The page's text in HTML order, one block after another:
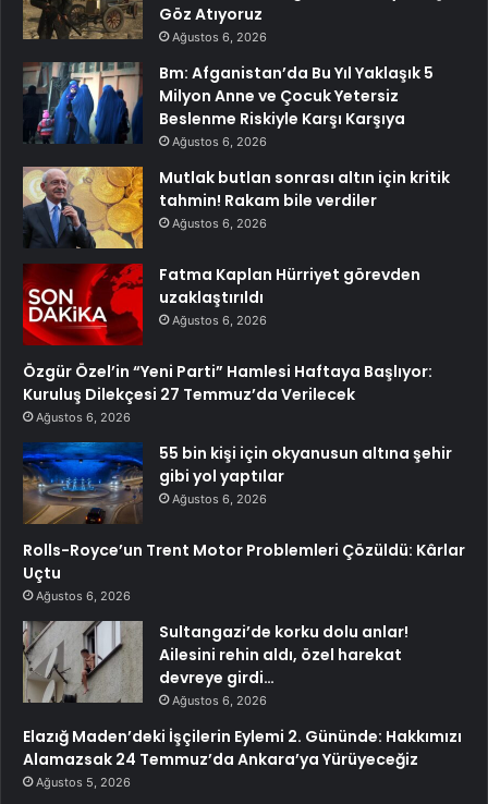
Göz Atıyoruz
Ağustos 6, 2026
Bm: Afganistan’da Bu Yıl Yaklaşık 5
Milyon Anne ve Çocuk Yetersiz
Beslenme Riskiyle Karşı Karşıya
Ağustos 6, 2026
Mutlak butlan sonrası altın için kritik
tahmin! Rakam bile verdiler
Ağustos 6, 2026
Fatma Kaplan Hürriyet görevden
uzaklaştırıldı
Ağustos 6, 2026
Özgür Özel’in “Yeni Parti” Hamlesi Haftaya Başlıyor:
Kuruluş Dilekçesi 27 Temmuz’da Verilecek
Ağustos 6, 2026
55 bin kişi için okyanusun altına şehir
gibi yol yaptılar
Ağustos 6, 2026
Rolls-Royce’un Trent Motor Problemleri Çözüldü: Kârlar
Uçtu
Ağustos 6, 2026
Sultangazi’de korku dolu anlar!
Ailesini rehin aldı, özel harekat
devreye girdi…
Ağustos 6, 2026
Elazığ Maden’deki İşçilerin Eylemi 2. Gününde: Hakkımızı
Alamazsak 24 Temmuz’da Ankara’ya Yürüyeceğiz
Ağustos 5, 2026